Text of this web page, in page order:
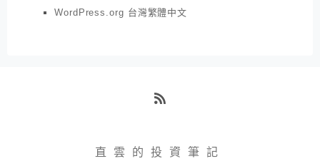
WordPress.org 台灣繁體中文
直雲的投資筆記